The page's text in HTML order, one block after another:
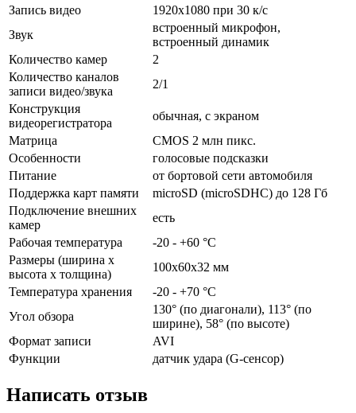
Запись видео
1920x1080 при 30 к/с
Звук
встроенный микрофон,
встроенный динамик
Количество камер
2
Количество каналов
записи видео/звука
2/1
Конструкция
видеорегистратора
обычная, с экраном
Матрица
CMOS 2 млн пикс.
Особенности
голосовые подсказки
Питание
от бортовой сети автомобиля
Поддержка карт памяти
microSD (microSDHC) до 128 Гб
Подключение внешних
камер
есть
Рабочая температура
-20 - +60 °C
Размеры (ширина x
высота x толщина)
100x60x32 мм
Температура хранения
-20 - +70 °C
Угол обзора
130° (по диагонали), 113° (по
ширине), 58° (по высоте)
Формат записи
AVI
Функции
датчик удара (G-сенсор)
Написать отзыв